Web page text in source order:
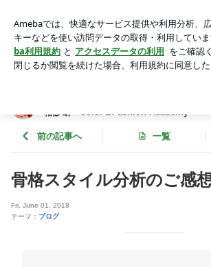
タイプ・骨格診断 Color＆Fashion
アプリをダウンロードして ブログの更新通知
を
ょう。
格診断 Color＆Fashion Academy
前の記事へ 一覧
骨格スタイル分析のご感
Fri, June 01, 2018
テーマ： ブログ